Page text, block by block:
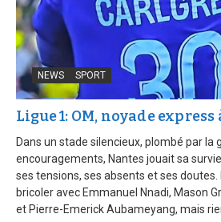
NEWS SPORT
Ligue 1: OM, noyade express
Dans un stade silencieux, plombé par la
encouragements, Nantes jouait sa
ses tensions, ses absents et ses
bricoler avec Emmanuel Nnadi, Mason
et Pierre-Emerick Aubameyang, mais